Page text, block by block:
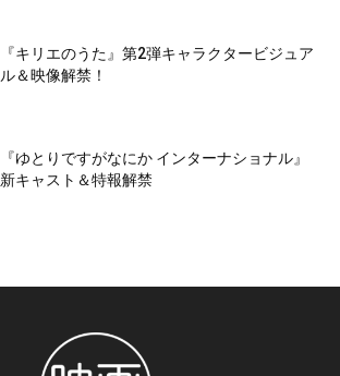
『キリエのうた』第2弾キャラクタービジュア
ル＆映像解禁！
『ゆとりですがなにか インターナショナル』
新キャスト＆特報解禁